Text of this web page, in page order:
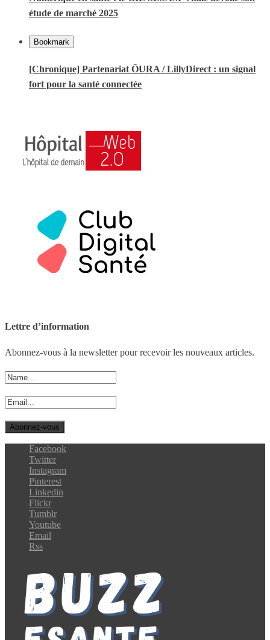
étude de marché 2025
Bookmark
[Chronique] Partenariat ŌURA / LillyDirect : un signal
fort pour la santé connectée
Lettre d’information
Abonnez-vous à la newsletter pour recevoir les nouveaux articles.
Facebook
Twitter
Instagram
Pinterest
Linkedin
Flickr
Tumblr
Youtube
Email
Rss